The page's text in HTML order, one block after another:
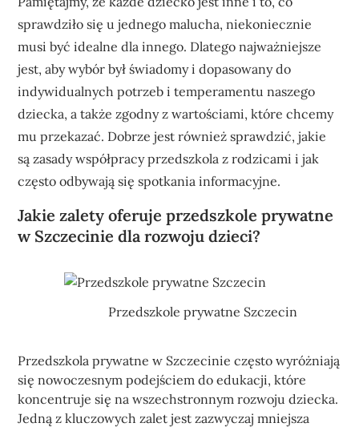
sprawdziło się u jednego malucha, niekoniecznie
musi być idealne dla innego. Dlatego najważniejsze
jest, aby wybór był świadomy i dopasowany do
indywidualnych potrzeb i temperamentu naszego
dziecka, a także zgodny z wartościami, które chcemy
mu przekazać. Dobrze jest również sprawdzić, jakie
są zasady współpracy przedszkola z rodzicami i jak
często odbywają się spotkania informacyjne.
Jakie zalety oferuje przedszkole prywatne
w Szczecinie dla rozwoju dzieci?
Przedszkole prywatne Szczecin
Przedszkola prywatne w Szczecinie często wyróżniają
się nowoczesnym podejściem do edukacji, które
koncentruje się na wszechstronnym rozwoju dziecka.
Jedną z kluczowych zalet jest zazwyczaj mniejsza